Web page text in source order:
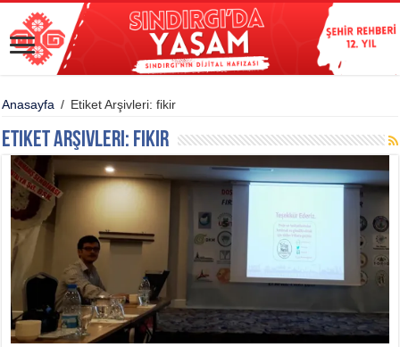
Anasayfa / Etiket Arşivleri: fikir
Etiket Arşivleri: fikir